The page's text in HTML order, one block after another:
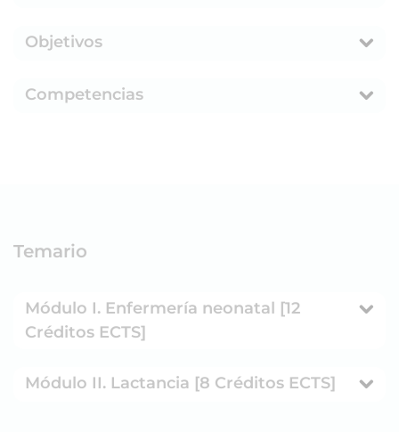
Objetivos
Competencias
Temario
Módulo I. Enfermería neonatal [12
Créditos ECTS]
Módulo II. Lactancia [8 Créditos ECTS]